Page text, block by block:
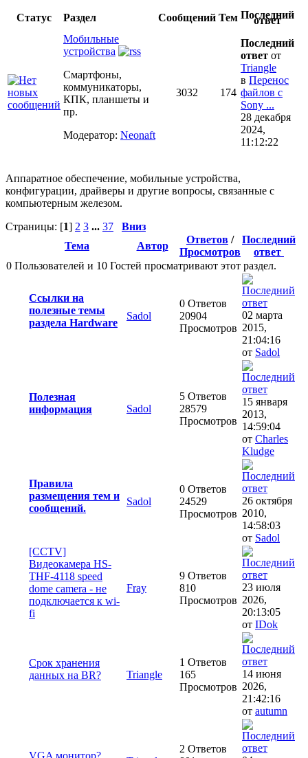
Статус Раздел Сообщений Тем Последний
ответ
Мобильные
устройства
Смартфоны,
коммуникаторы,
КПК, планшеты и
пр.
Модератор: Neonaft
3032 174
Последний
ответ от
Triangle
в Перенос
файлов с
Sony ...
28 декабря
2024,
11:12:22
Аппаратное обеспечение, мобильные устройства,
конфигурации, драйверы и другие вопросы, связанные с
компьютерным железом.
Страницы: [1] 2 3 ... 37
Вниз
Тема
Автор
Ответов /
Просмотров
Последний
ответ
0 Пользователей и 10 Гостей просматривают этот раздел.
Ссылки на
полезные темы
раздела Hardware
Sadol
0 Ответов
20904
Просмотров
02 марта
2015,
21:04:16
от Sadol
Полезная
информация
Sadol
5 Ответов
28579
Просмотров
15 января
2013,
14:59:04
от Charles
Kludge
Правила
размещения тем и
сообщений.
Sadol
0 Ответов
24529
Просмотров
26 октября
2010,
14:58:03
от Sadol
[CCTV]
Видеокамера HS-
THF-4118 speed
dome camera - не
подключается к wi-
fi
Fray
9 Ответов
810
Просмотров
23 июля
2026,
20:13:05
от IDok
Срок хранения
данных на BR?
Triangle
1 Ответов
165
Просмотров
14 июня
2026,
21:42:16
от autumn
2 Ответов